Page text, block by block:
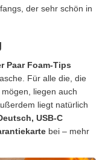
der sehr schön in
Paar Foam-Tips
Für alle die, die
mögen, liegen auch
liegt natürlich
USB-C
bei – mehr